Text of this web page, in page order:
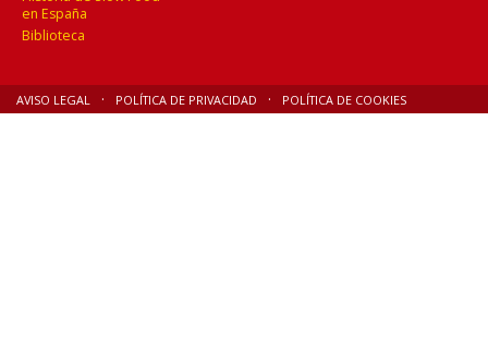
en España
Biblioteca
AVISO LEGAL POLÍTICA DE PRIVACIDAD POLÍTICA DE COOKIES